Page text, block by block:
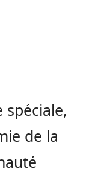
spéciale,
de la